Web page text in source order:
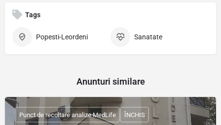
Tags
Popesti-Leordeni Sanatate
Anunturi similare
Punct de recoltare analize MedLife ÎNCHIS